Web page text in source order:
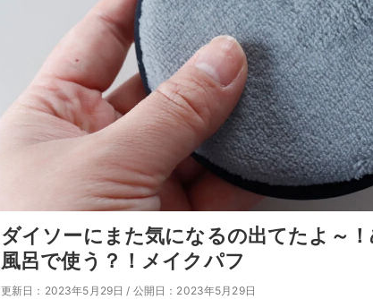
ダイソーにまた気になるの出てたよ～
風呂で使う？！メイクパフ
更新日：2023年5月29日 / 公開日：2023年5月29日